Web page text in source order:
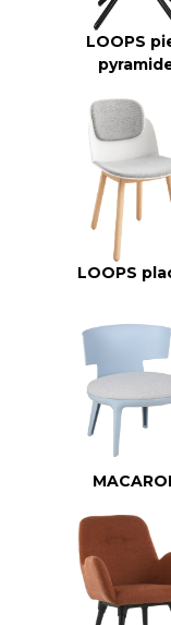
LOOPS
LOOPS